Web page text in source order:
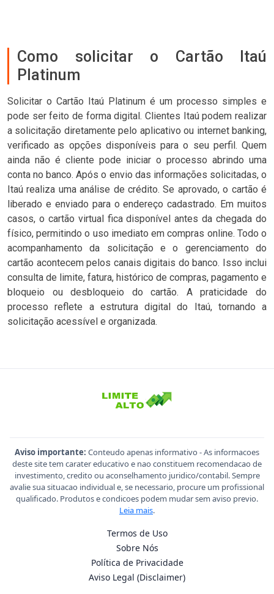
Como solicitar o Cartão Itaú
Platinum
Solicitar o Cartão Itaú Platinum é um processo simples e
pode ser feito de forma digital. Clientes Itaú podem realizar
a solicitação diretamente pelo aplicativo ou internet banking,
verificado as opções disponíveis para o seu perfil. Quem
ainda não é cliente pode iniciar o processo abrindo uma
conta no banco. Após o envio das informações solicitadas, o
Itaú realiza uma análise de crédito. Se aprovado, o cartão é
liberado e enviado para o endereço cadastrado. Em muitos
casos, o cartão virtual fica disponível antes da chegada do
físico, permitindo o uso imediato em compras online. Todo o
acompanhamento da solicitação e o gerenciamento do
cartão acontecem pelos canais digitais do banco. Isso inclui
consulta de limite, fatura, histórico de compras, pagamento e
bloqueio ou desbloqueio do cartão. A praticidade do
processo reflete a estrutura digital do Itaú, tornando a
solicitação acessível e organizada.
Aviso importante: Conteudo apenas informativo - As informacoes
deste site tem carater educativo e nao constituem recomendacao de
investimento, credito ou aconselhamento juridico/contabil. Sempre
avalie sua situacao individual e, se necessario, procure um profissional
qualificado. Produtos e condicoes podem mudar sem aviso previo.
Leia mais.
Termos de Uso
Sobre Nós
Política de Privacidade
Aviso Legal (Disclaimer)